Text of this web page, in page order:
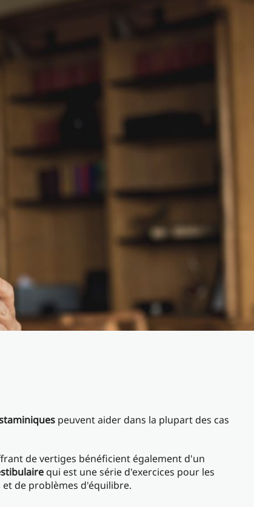
peuvent aider dans la plupart des cas
de vertiges bénéficient également d'un
qui est une série d'exercices pour les
de problèmes d'équilibre.